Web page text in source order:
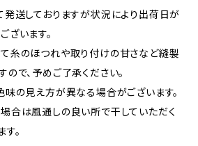
発送しておりますが状況により出荷日が
ざいます。
糸のほつれや取り付けの甘さなど縫製
で、予めご了承ください。
味の見え方が異なる場合がございます。
合は風通しの良い所で干していただく
。